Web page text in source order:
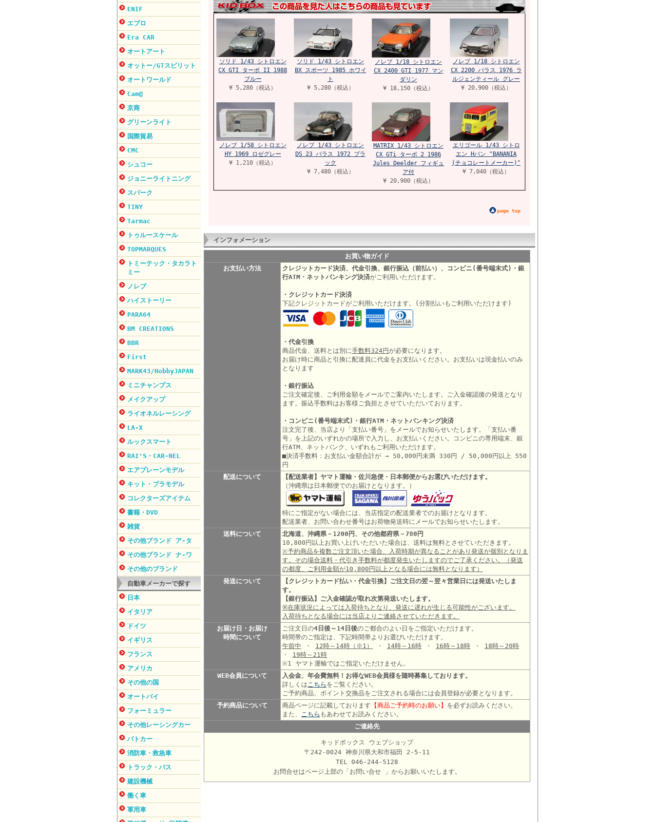
ENIF
エブロ
Era CAR
オートアート
オットー/GTスピリット
オートワールド
Cam@
京商
グリーンライト
国際貿易
CMC
シュコー
ジョニーライトニング
スパーク
TINY
Tarmac
トゥルースケール
TOPMARQUES
トミーテック・タカラト
ミー
ノレブ
ハイストーリー
PARA64
BM CREATIONS
BBR
First
MARK43/HobbyJAPAN
ミニチャンプス
メイクアップ
ライオネルレーシング
LA-X
ルックスマート
RAI'S・CAR-NEL
エアプレーンモデル
キット・プラモデル
コレクターズアイテム
書籍・DVD
雑貨
その他ブランド ア-タ
その他ブランド ナ-ワ
その他のブランド
自動車メーカーで探す
日本
イタリア
ドイツ
イギリス
フランス
アメリカ
その他の国
オートバイ
フォーミュラー
その他レーシングカー
パトカー
消防車・救急車
トラック・バス
建設機械
働く車
軍用車
ソリド 1/43 シトロエン
CX GTI ターボ II 1988
ブルー
¥ 5,280（税込）
ソリド 1/43 シトロエン
BX スポーツ 1985 ホワイ
ト
¥ 5,280（税込）
ノレブ 1/18 シトロエン
CX 2400 GTI 1977 マン
ダリン
¥ 18,150（税込）
ノレブ 1/18 シトロエン
CX 2200 パラス 1976 ラ
ルジェンティール グレー
¥ 20,900（税込）
ノレブ 1/58 シトロエン
HY 1969 ロゼグレー
¥ 1,210（税込）
ノレブ 1/43 シトロエン
DS 23 パラス 1972 ブラ
ック
¥ 7,480（税込）
MATRIX 1/43 シトロエン
CX GTi ターボ 2 1986
Jules Deelder フィギュ
ア付
¥ 20,900（税込）
エリゴール 1/43 シトロ
エン Hバン "BANANIA
(チョコレートメーカー)"
¥ 7,040（税込）
page top
インフォメーション
お買い物ガイド
お支払い方法
クレジットカード決済、代金引換、銀行振込（前払い）、コンビニ(番号端末式)・銀
行ATM・ネットバンキング決済がご利用いただけます。
・クレジットカード決済
下記クレジットカードがご利用いただけます。(分割払いもご利用いただけます)
・代金引換
商品代金、送料とは別に手数料324円 が必要になります。
お届け時に商品と引換に配達員に代金をお支払いください。お支払いは現金払いのみ
となります
・銀行振込
ご注文確定後、ご利用金額をメールでご案内いたします。ご入金確認後の発送となり
ます。振込手数料はお客様ご負担とさせていただいております。
・コンビニ(番号端末式)・銀行ATM・ネットバンキング決済
注文完了後、当店より「支払い番号」をメールでお知らせいたします。「支払い番
号」を上記のいずれかの場所で入力し、お支払いください。コンビニの専用端末、銀
行ATM、ネットバンク、いずれもご利用いただけます。
■決済手数料：お支払い金額合計が → 50,000円未満 330円 / 50,000円以上 550
円
配送について
【配送業者】ヤマト運輸・佐川急便・日本郵便からお選びいただけます。
（沖縄県は日本郵便でのお届けとなります。）
特にご指定がない場合には、当店指定の配送業者でのお届けとなります。
配送業者、お問い合わせ番号はお荷物発送時にメールでお知らせいたします。
送料について
北海道、沖縄県－1200円、その他都府県－780円
10,800円以上お買い上げいただいた場合は、送料は無料とさせていただきます。
※予約商品を複数ご注文頂いた場合、入荷時期が異なることがあり発送が個別となりま
す。その場合送料・代引き手数料が都度発生いたしますのでご了承ください。（発送
の都度、ご利用金額が10,800円以上となる場合には無料となります）
発送について
【クレジットカード払い・代金引換】ご注文日の翌～翌々営業日には発送いたしま
す。
【銀行振込】ご入金確認が取れ次第発送いたします。
※在庫状況によっては入荷待ちとなり、発送に遅れが生じる可能性がございます。
入荷待ちとなる場合には当店よりご連絡させていただきます。
お届け日・お届け
時間について
ご注文日の4日後～14日後のご都合のよい日をご指定いただけます。
時間帯のご指定は、下記時間帯よりお選びいただけます。
午前中 ・ 12時～14時 （※1） ・ 14時～16時 ・ 16時～18時 ・ 18時～20時
・ 19時～21時
※1 ヤマト運輸ではご指定いただけません。
WEB会員について
入会金、年会費無料！お得なWEB会員様を随時募集しております。
詳しくはこちら をご覧ください。
ご予約商品、ポイント交換品をご注文される場合には会員登録が必要となります。
予約商品について
商品ページに記載しております 【商品ご予約時のお願い】 を必ずお読みください。
また、 こちら もあわせてお読みください。
ご連絡先
キッドボックス ウェブショップ
〒242-0024 神奈川県大和市福田 2-5-11
TEL 046-244-5128
お問合せはページ上部の「お問い合せ 」からお願いいたします。